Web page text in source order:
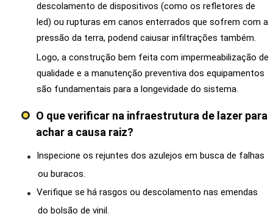
descolamento de dispositivos (como os refletores de
led) ou rupturas em canos enterrados que sofrem com a
pressão da terra, podend caiusar infiltrações também.
Logo, a construção bem feita com impermeabilização de
qualidade e a manutenção preventiva dos equipamentos
são fundamentais para a longevidade do sistema.
O que verificar na infraestrutura de lazer para
achar a causa raiz?
Inspecione os rejuntes dos azulejos em busca de falhas
ou buracos.
Verifique se há rasgos ou descolamento nas emendas
do bolsão de vinil.